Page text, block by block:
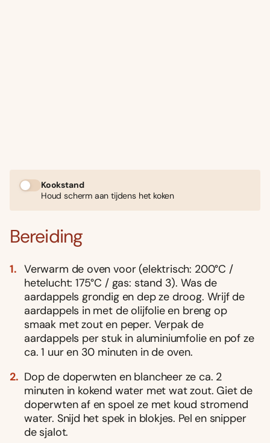
Kookstand
Houd scherm aan tijdens het koken
Bereiding
Verwarm de oven voor (elektrisch: 200°C /
hetelucht: 175°C / gas: stand 3). Was de
aardappels grondig en dep ze droog. Wrijf de
aardappels in met de olijfolie en breng op
smaak met zout en peper. Verpak de
aardappels per stuk in aluminiumfolie en pof ze
ca. 1 uur en 30 minuten in de oven.
Dop de doperwten en blancheer ze ca. 2
minuten in kokend water met wat zout. Giet de
doperwten af en spoel ze met koud stromend
water. Snijd het spek in blokjes. Pel en snipper
de sjalot.